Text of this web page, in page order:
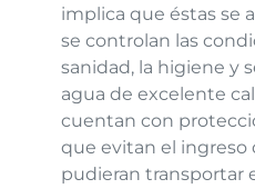
implica que éstas se
se controlan las
sanidad, la higiene y
agua de excelente
cuentan con
que evitan el ingreso
pudieran transportar